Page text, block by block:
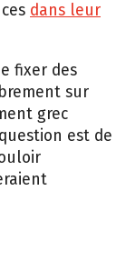
dans leur
fixer des
sur
grec
est de